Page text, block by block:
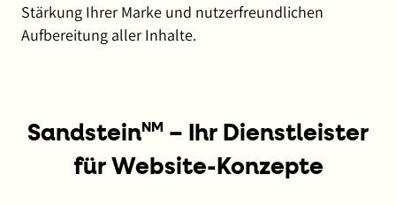
Stärkung Ihrer Marke und nutzerfreundlichen
Aufbereitung aller Inhalte.
Sandstein NM
– Ihr Dienstleister
für Website-Konzepte